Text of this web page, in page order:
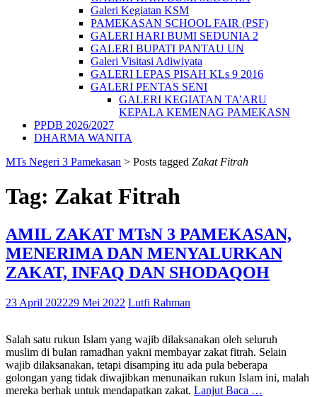
Galeri Kegiatan KSM
PAMEKASAN SCHOOL FAIR (PSF)
GALERI HARI BUMI SEDUNIA 2
GALERI BUPATI PANTAU UN
Galeri Visitasi Adiwiyata
GALERI LEPAS PISAH KLs 9 2016
GALERI PENTAS SENI
GALERI KEGIATAN TA’ARU
KEPALA KEMENAG PAMEKASN
PPDB 2026/2027
DHARMA WANITA
MTs Negeri 3 Pamekasan > Posts tagged Zakat Fitrah
Tag: Zakat Fitrah
AMIL ZAKAT MTsN 3 PAMEKASAN,
MENERIMA DAN MENYALURKAN
ZAKAT, INFAQ DAN SHODAQOH
23 April 202229 Mei 2022 Lutfi Rahman
Salah satu rukun Islam yang wajib dilaksanakan oleh seluruh
muslim di bulan ramadhan yakni membayar zakat fitrah. Selain
wajib dilaksanakan, tetapi disamping itu ada pula beberapa
golongan yang tidak diwajibkan menunaikan rukun Islam ini, malah
mereka berhak untuk mendapatkan zakat. Lanjut Baca …